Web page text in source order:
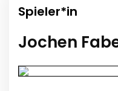
Spieler*in
Jochen